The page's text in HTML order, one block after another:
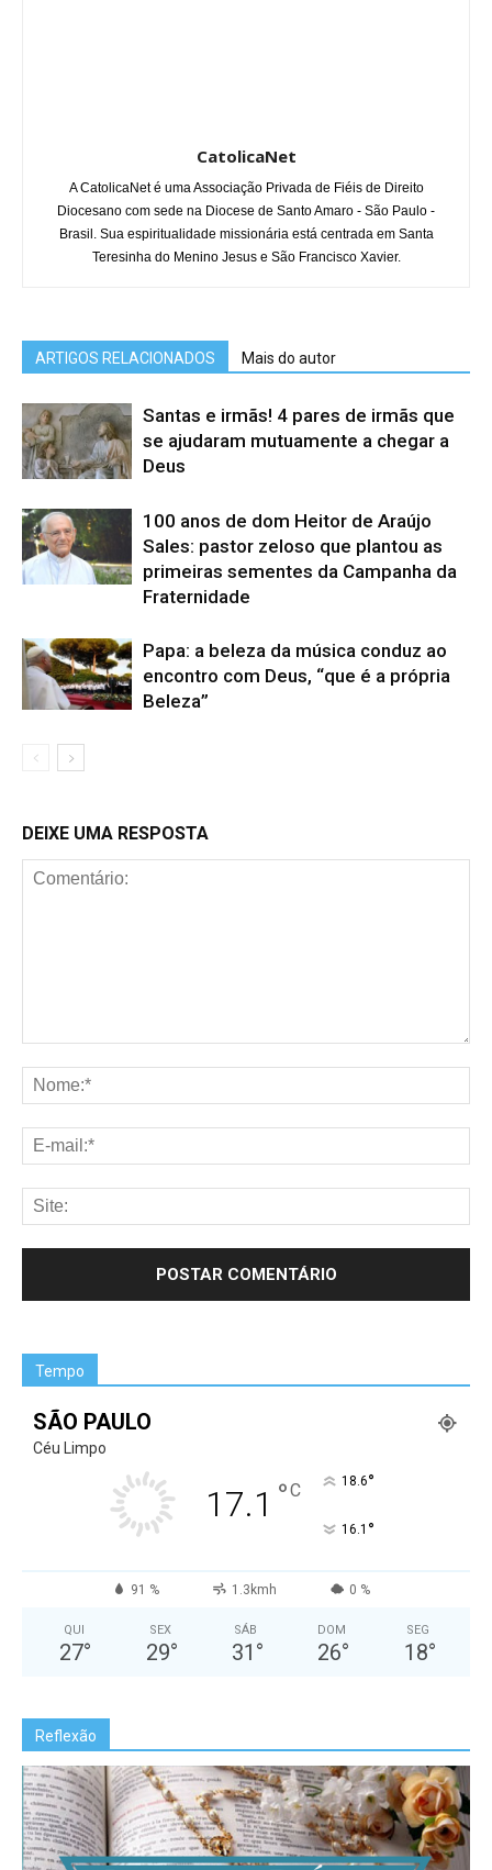
CatolicaNet
A CatolicaNet é uma Associação Privada de Fiéis de Direito
Diocesano com sede na Diocese de Santo Amaro - São Paulo -
Brasil. Sua espiritualidade missionária está centrada em Santa
Teresinha do Menino Jesus e São Francisco Xavier.
ARTIGOS RELACIONADOS Mais do autor
Santas e irmãs! 4 pares de irmãs que
se ajudaram mutuamente a chegar a
Deus
100 anos de dom Heitor de Araújo
Sales: pastor zeloso que plantou as
primeiras sementes da Campanha da
Fraternidade
Papa: a beleza da música conduz ao
encontro com Deus, “que é a própria
Beleza”
DEIXE UMA RESPOSTA
Tempo
SÃO PAULO
Céu Limpo
17.1 °C 18.6°
16.1 °
91 % 1.3kmh 0 %
QUI
27°
SEX
29°
SÁB
31 °
DOM
26°
SEG
18°
Reflexão